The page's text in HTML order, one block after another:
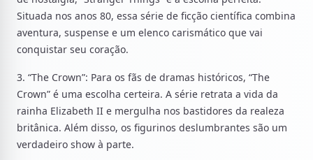
Situada nos anos 80, essa série de ficção científica combina
aventura, suspense e um elenco carismático que vai
conquistar seu coração.
3. “The Crown”: Para os fãs de dramas históricos, “The
Crown” é uma escolha certeira. A série retrata a vida da
rainha Elizabeth II e mergulha nos bastidores da realeza
britânica. Além disso, os figurinos deslumbrantes são um
verdadeiro show à parte.